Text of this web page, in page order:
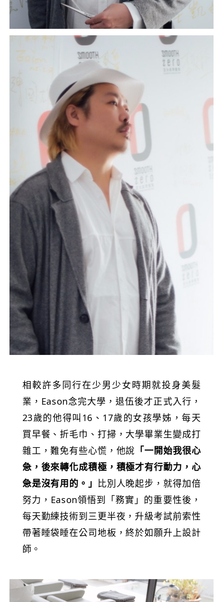
相較許多同行在少男少女時期就投身美髮
業，Eason念完大學，退伍後才正式入行，
23歲的他得叫16、17歲的女孩學姊，每天
買早餐、折毛巾、打掃，大學畢業生變成打
雜工，難免有些心慌，他說 「一開始我很心
急，後來轉化成積極，積極才有行動力，心
急是沒有用的。」 比別人晚起步，就得加倍
努力，Eason領悟到「務實」的重要性後，
每天勤練技術到三更半夜，升級考試前索性
帶著睡袋睡在公司地板，終於如願升上設計
師。